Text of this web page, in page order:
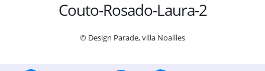
Couto-Rosado-Laura-2
© Design Parade, villa Noailles